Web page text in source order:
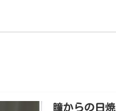
瞳からの日